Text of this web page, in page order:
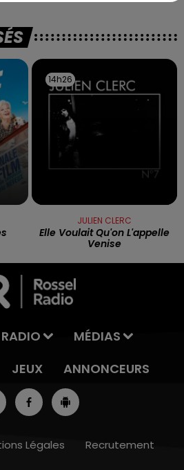
14h26
14h26
JULIEN CLERC
Elle Voulait Qu'on L'appelle
Venise
RADIO
MÉDIAS
JEUX ANNONCEURS
Légales
Recrutement